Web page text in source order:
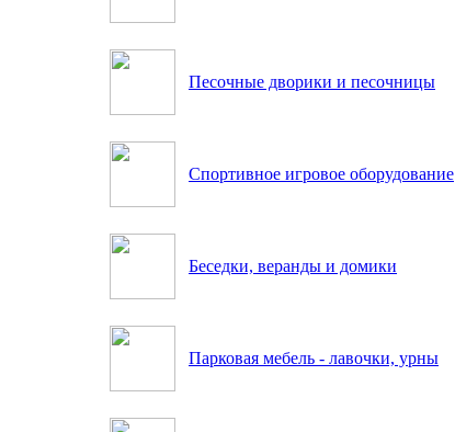
Песочные дворики и песочницы
Спортивное игровое оборудование
Беседки, веранды и домики
Парковая мебель - лавочки, урны